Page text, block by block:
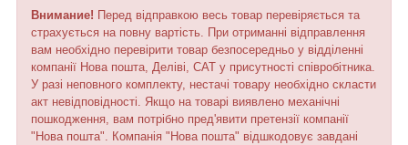
Внимание! Перед відправкою весь товар перевіряється та
страхується на повну вартість. При отриманні відправлення
вам необхідно перевірити товар безпосередньо у відділенні
компанії Нова пошта, Деліві, САТ у присутності співробітника.
У разі неповного комплекту, нестачі товару необхідно скласти
акт невідповідності. Якщо на товарі виявлено механічні
пошкодження, вам потрібно пред'явити претензії компанії
"Нова пошта". Компанія "Нова пошта" відшкодовує завдані